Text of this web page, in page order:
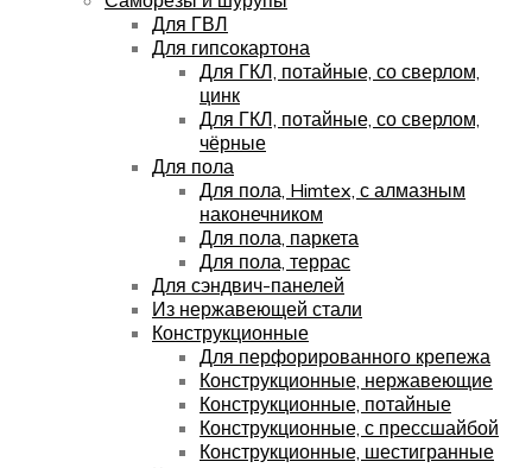
Для ГВЛ
Для гипсокартона
Для ГКЛ, потайные, со сверлом,
цинк
Для ГКЛ, потайные, со сверлом,
чёрные
Для пола
Для пола, Himtex, с алмазным
наконечником
Для пола, паркета
Для пола, террас
Для сэндвич-панелей
Из нержавеющей стали
Конструкционные
Для перфорированного крепежа
Конструкционные, нержавеющие
Конструкционные, потайные
Конструкционные, с прессшайбой
Конструкционные, шестигранные